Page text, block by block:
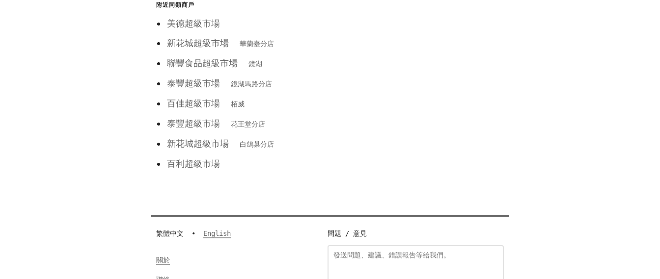
附近同類商戶
美德超級市場
新花城超級市場
華蘭臺分店
聯豐食品超級市場 鏡湖
泰豐超級市場 鏡湖馬路分店
百佳超級市場 栢威
泰豐超級市場 花王堂分店
新花城超級市場 白鴿巢分店
百利超級市場
繁體中文 • English
關於
問題 / 意見